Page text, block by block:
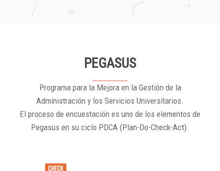
PEGASUS
Programa para la Mejora en la Gestión de la
Administración y los Servicios Universitarios.
El proceso de encuestación es uno de los elementos de
Pegasus en su ciclo PDCA (Plan-Do-Check-Act).